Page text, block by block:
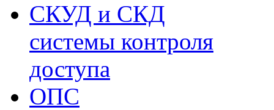
СКУД и СКД
системы контроля
доступа
ОПС